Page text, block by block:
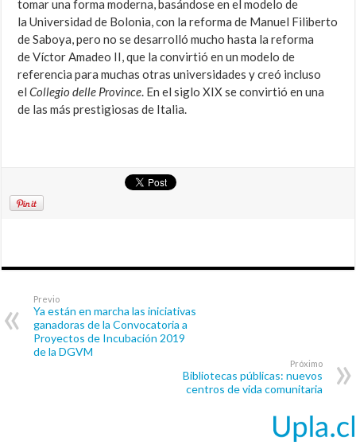
tomar una forma moderna, basándose en el modelo de
la Universidad de Bolonia, con la reforma de Manuel Filiberto
de Saboya, pero no se desarrolló mucho hasta la reforma
de Víctor Amadeo II, que la convirtió en un modelo de
referencia para muchas otras universidades y creó incluso
elCollegio delle Province. En el siglo XIX se convirtió en una
de las más prestigiosas de Italia.
Previo
Ya están en marcha las iniciativas
ganadoras de la Convocatoria a
Proyectos de Incubación 2019
de la DGVM
Próximo
Bibliotecas públicas: nuevos
centros de vida comunitaria